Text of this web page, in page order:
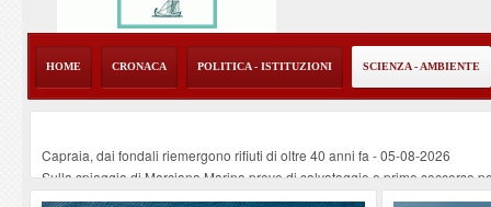
HOME CRONACA POLITICA - ISTITUZIONI SCIENZA - AMBIENTE
Capraia, dai fondali riemergono rifiuti di oltre 40 anni fa -05-08-2026
Sulla spiaggia di Marciana Marina prove di salvataggio e primo soccorso
Rotta Elba–Bali: il viaggio impossibile di Moira Lena Tassi approda al